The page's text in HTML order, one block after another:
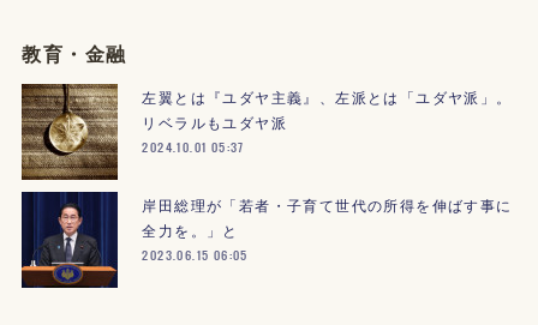
教育・金融
左翼とは『ユダヤ主義』、左派とは「ユダヤ派」。
リベラルもユダヤ派
2024.10.01 05:37
岸田総理が「若者・子育て世代の所得を伸ばす事に
全力を。」と
2023.06.15 06:05